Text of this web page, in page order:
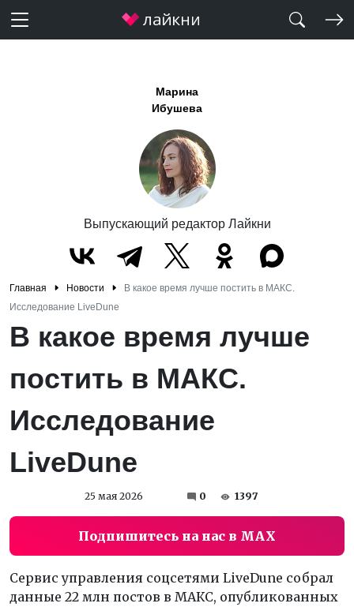
Марина
Ибушева
Выпускающий редактор Лайкни
Главная Новости
В какое время лучше постить в МАКС.
Исследование LiveDune
В какое время лучше
постить в МАКС.
Исследование
LiveDune
25 мая 2026 0 1397
Подпишитесь на нас в MAX
Сервис управления соцсетями LiveDune собрал
данные 22 млн постов в МАКС, опубликованных